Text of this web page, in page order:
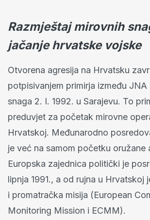
Razmještaj mirovnih
jačanje hrvatske vojske
Otvorena agresija na Hrvatsku
potpisivanjem primirja između JNA
snaga 2. I. 1992. u Sarajevu. To
preduvjet za početak mirovne
Hrvatskoj. Međunarodno
je već na samom početku oružane
Europska zajednica politički je
lipnja 1991., a od rujna u Hrvatskoj
i promatračka misija (European
Monitoring Mission i ECMM).